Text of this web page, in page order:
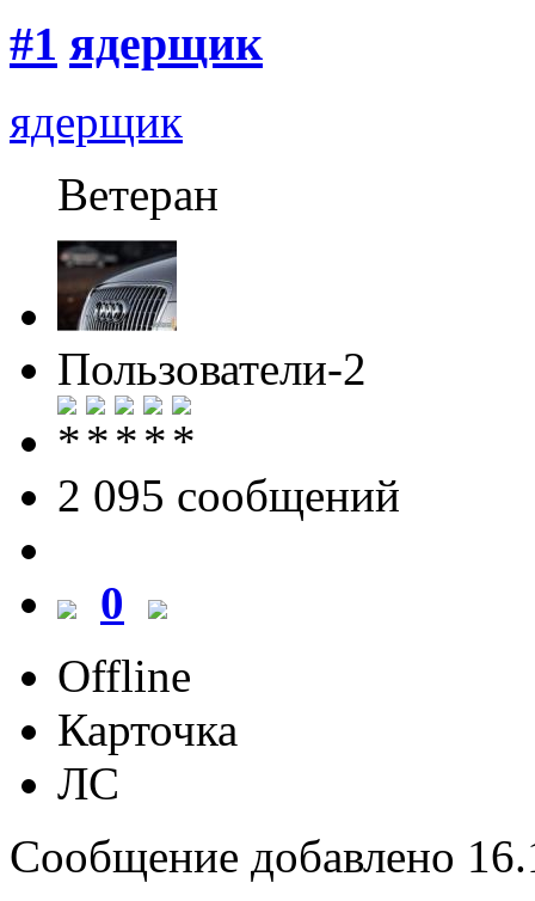
#1 ядерщик
ядерщик
Ветеран
Пользователи-2
2 095 cообщений
0
Offline
Карточка
ЛС
Сообщение добавлено